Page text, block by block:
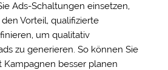
Ads-Schaltungen einsetzen,
Vorteil, qualifizierte
um qualitativ
zu generieren. So können Sie
Kampagnen besser planen